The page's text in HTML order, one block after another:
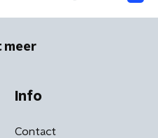
meer
Info
Contact